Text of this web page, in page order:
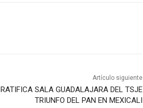
Artículo siguiente
RATIFICA SALA GUADALAJARA DEL TSJE
TRIUNFO DEL PAN EN MEXICALI